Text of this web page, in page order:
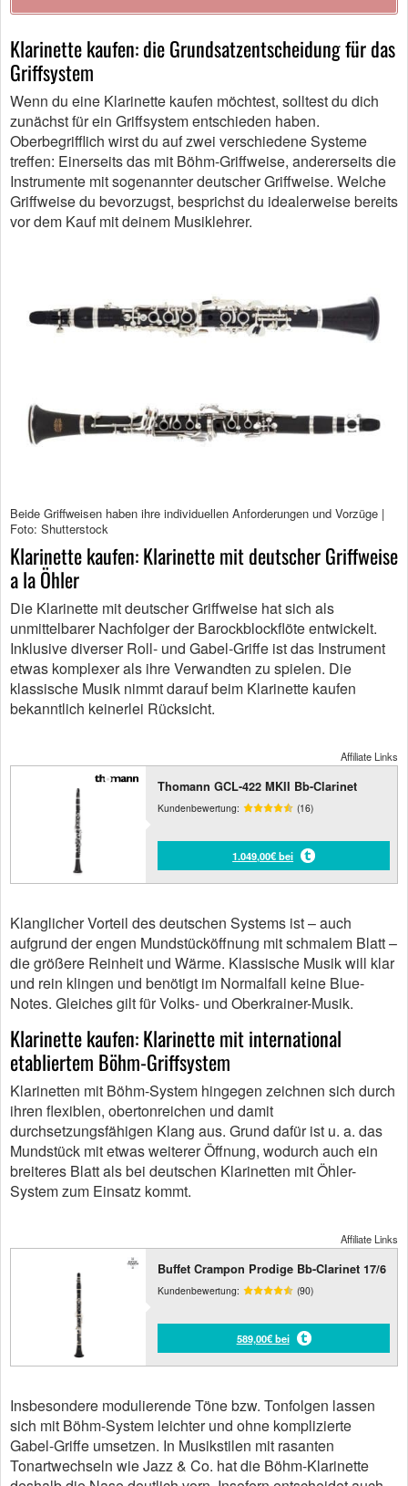
Klarinette kaufen: die Grundsatzentscheidung für das
Griffsystem
Wenn du eine Klarinette kaufen möchtest, solltest du dich
zunächst für ein Griffsystem entschieden haben.
Oberbegrifflich wirst du auf zwei verschiedene Systeme
treffen: Einerseits das mit Böhm-Griffweise, andererseits die
Instrumente mit sogenannter deutscher Griffweise. Welche
Griffweise du bevorzugst, besprichst du idealerweise bereits
vor dem Kauf mit deinem Musiklehrer.
Beide Griffweisen haben ihre individuellen Anforderungen und Vorzüge |
Foto: Shutterstock
Klarinette kaufen: Klarinette mit deutscher Griffweise
a la Öhler
Die Klarinette mit deutscher Griffweise hat sich als
unmittelbarer Nachfolger der Barockblockflöte entwickelt.
Inklusive diverser Roll- und Gabel-Griffe ist das Instrument
etwas komplexer als ihre Verwandten zu spielen. Die
klassische Musik nimmt darauf beim Klarinette kaufen
bekanntlich keinerlei Rücksicht.
Affiliate Links
Thomann GCL-422 MKII Bb-Clarinet
Kundenbewertung: (16)
1.049,00€ bei
Klanglicher Vorteil des deutschen Systems ist – auch
aufgrund der engen Mundstücköffnung mit schmalem Blatt –
die größere Reinheit und Wärme. Klassische Musik will klar
und rein klingen und benötigt im Normalfall keine Blue-
Notes. Gleiches gilt für Volks- und Oberkrainer-Musik.
Klarinette kaufen: Klarinette mit international
etabliertem Böhm-Griffsystem
Klarinetten mit Böhm-System hingegen zeichnen sich durch
ihren flexiblen, obertonreichen und damit
durchsetzungsfähigen Klang aus. Grund dafür ist u. a. das
Mundstück mit etwas weiterer Öffnung, wodurch auch ein
breiteres Blatt als bei deutschen Klarinetten mit Öhler-
System zum Einsatz kommt.
Affiliate Links
Buffet Crampon Prodige Bb-Clarinet 17/6
Kundenbewertung: (90)
589,00€ bei
Insbesondere modulierende Töne bzw. Tonfolgen lassen
sich mit Böhm-System leichter und ohne komplizierte
Gabel-Griffe umsetzen. In Musikstilen mit rasanten
Tonartwechseln wie Jazz & Co. hat die Böhm-Klarinette